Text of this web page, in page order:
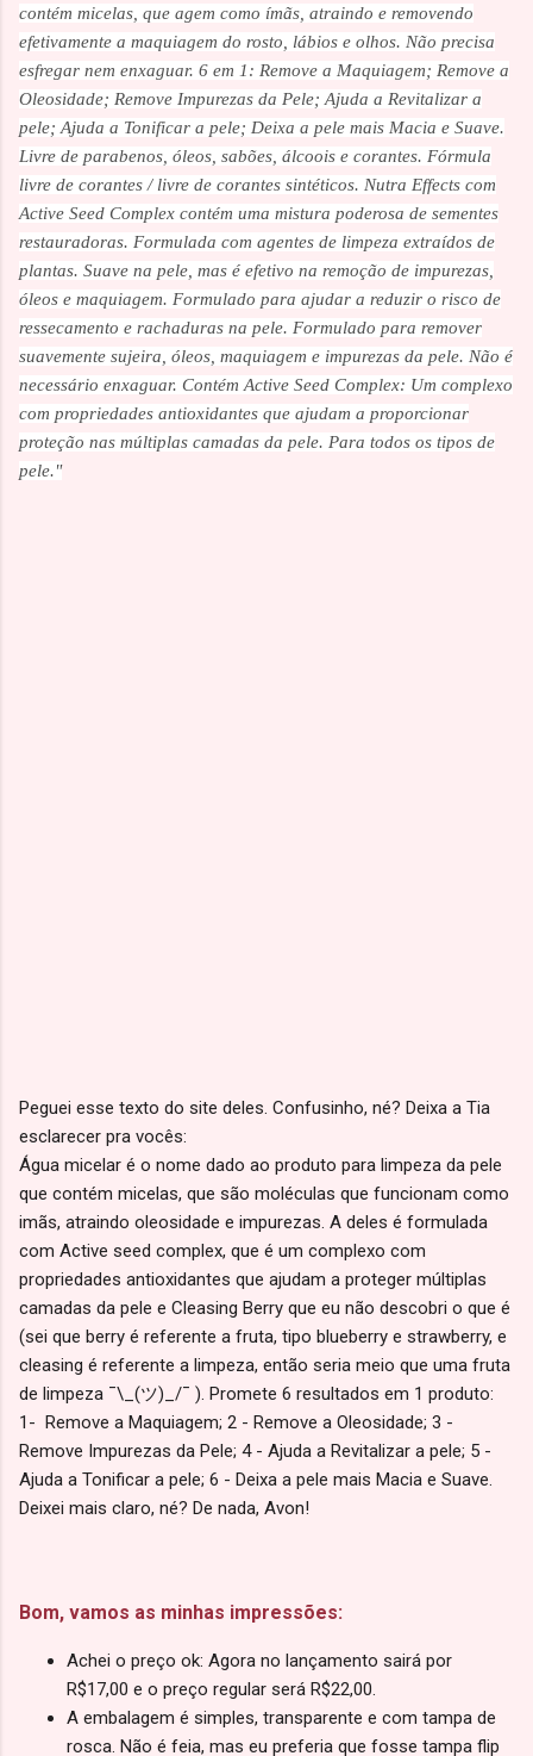
contém micelas, que agem como ímãs, atraindo e removendo
efetivamente a maquiagem do rosto, lábios e olhos. Não precisa
esfregar nem enxaguar. 6 em 1: Remove a Maquiagem; Remove a
Oleosidade; Remove Impurezas da Pele; Ajuda a Revitalizar a
pele; Ajuda a Tonificar a pele; Deixa a pele mais Macia e Suave.
Livre de parabenos, óleos, sabões, álcoois e corantes. Fórmula
livre de corantes / livre de corantes sintéticos. Nutra Effects com
Active Seed Complex contém uma mistura poderosa de sementes
restauradoras. Formulada com agentes de limpeza extraídos de
plantas. Suave na pele, mas é efetivo na remoção de impurezas,
óleos e maquiagem. Formulado para ajudar a reduzir o risco de
ressecamento e rachaduras na pele. Formulado para remover
suavemente sujeira, óleos, maquiagem e impurezas da pele. Não é
necessário enxaguar. Contém Active Seed Complex: Um complexo
com propriedades antioxidantes que ajudam a proporcionar
proteção nas múltiplas camadas da pele. Para todos os tipos de
pele."
Peguei esse texto do site deles. Confusinho, né? Deixa a Tia
esclarecer pra vocês:
Água micelar é o nome dado ao produto para limpeza da pele
que contém micelas, que são moléculas que funcionam como
imãs, atraindo oleosidade e impurezas. A deles é formulada
com Active seed complex, que é um complexo com
propriedades antioxidantes que ajudam a proteger múltiplas
camadas da pele e Cleasing Berry que eu não descobri o que é
(sei que berry é referente a fruta, tipo blueberry e strawberry, e
cleasing é referente a limpeza, então seria meio que uma fruta
de limpeza ¯\_(ツ)_/¯ ). Promete 6 resultados em 1 produto:
1- Remove a Maquiagem; 2 - Remove a Oleosidade; 3 -
Remove Impurezas da Pele; 4 - Ajuda a Revitalizar a pele; 5 -
Ajuda a Tonificar a pele; 6 - Deixa a pele mais Macia e Suave.
Deixei mais claro, né? De nada, Avon!
Bom, vamos as minhas impressões:
Achei o preço ok: Agora no lançamento sairá por
R$17,00 e o preço regular será R$22,00.
A embalagem é simples, transparente e com tampa de
rosca. Não é feia, mas eu preferia que fosse tampa flip